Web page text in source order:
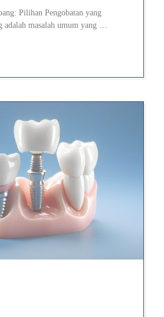
Pilihan Pengobatan yang
masalah umum yang …